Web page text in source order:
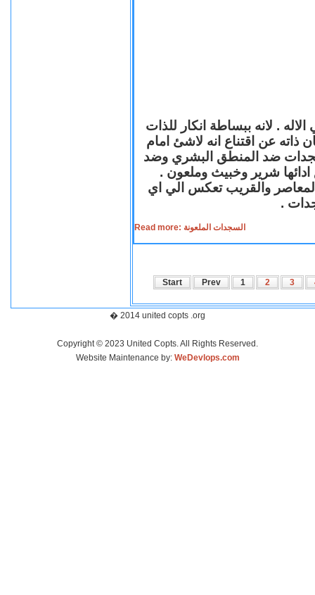
. لانه ببساطة انكار للذات
ذاته عن اقتناع انه لاشئ امام
ضد المنطق البشري وضد
ادائها شرير وخبيث وملعون .
المعاصر والقريب تعكس الي اي
.
Read more: السجدات الملعونة
Start Prev 1 2 3
� 2014 united copts .org
Copyright © 2023 United Copts. All Rights Reserved.
Website Maintenance by: WeDevlops.com